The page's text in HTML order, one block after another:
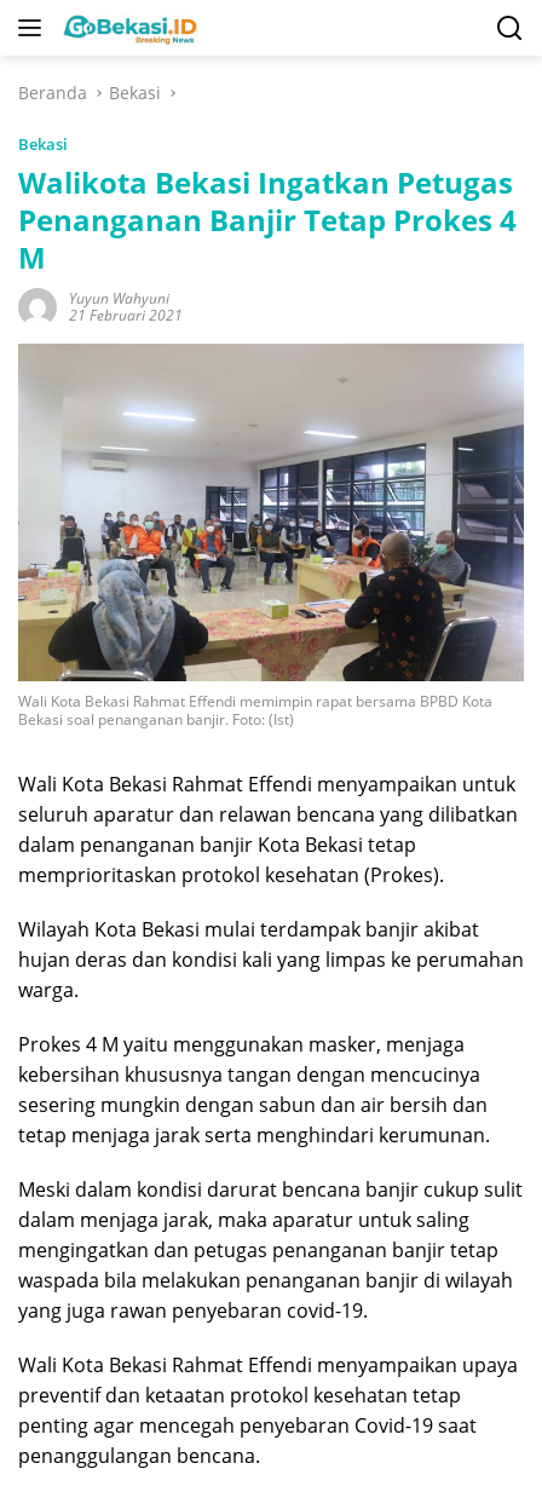
Langsung
Beranda
Bekasi
Bekasi
Walikota Bekasi Ingatkan Petugas
Penanganan Banjir Tetap Prokes 4
M
Yuyun Wahyuni
21 Februari 2021
Wali Kota Bekasi Rahmat Effendi memimpin rapat bersama BPBD Kota
Bekasi soal penanganan banjir. Foto: (Ist)
Wali Kota Bekasi Rahmat Effendi menyampaikan untuk
seluruh aparatur dan relawan bencana yang dilibatkan
dalam penanganan banjir Kota Bekasi tetap
memprioritaskan protokol kesehatan (Prokes).
Wilayah Kota Bekasi mulai terdampak banjir akibat
hujan deras dan kondisi kali yang limpas ke perumahan
warga.
Prokes 4 M yaitu menggunakan masker, menjaga
kebersihan khususnya tangan dengan mencucinya
sesering mungkin dengan sabun dan air bersih dan
tetap menjaga jarak serta menghindari kerumunan.
Meski dalam kondisi darurat bencana banjir cukup sulit
dalam menjaga jarak, maka aparatur untuk saling
mengingatkan dan petugas penanganan banjir tetap
waspada bila melakukan penanganan banjir di wilayah
yang juga rawan penyebaran covid-19.
Wali Kota Bekasi Rahmat Effendi menyampaikan upaya
preventif dan ketaatan protokol kesehatan tetap
penting agar mencegah penyebaran Covid-19 saat
penanggulangan bencana.